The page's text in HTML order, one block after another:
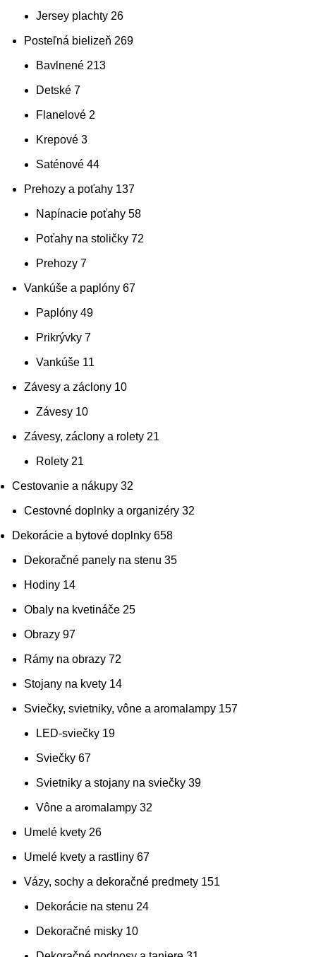
Jersey plachty 26
Posteľná bielizeň 269
Bavlnené 213
Detské 7
Flanelové 2
Krepové 3
Saténové 44
Prehozy a poťahy 137
Napínacie poťahy 58
Poťahy na stoličky 72
Prehozy 7
Vankúše a paplóny 67
Paplóny 49
Prikrývky 7
Vankúše 11
Závesy a záclony 10
Závesy 10
Závesy, záclony a rolety 21
Rolety 21
Cestovanie a nákupy 32
Cestovné doplnky a organizéry 32
Dekorácie a bytové doplnky 658
Dekoračné panely na stenu 35
Hodiny 14
Obaly na kvetináče 25
Obrazy 97
Rámy na obrazy 72
Stojany na kvety 14
Sviečky, svietniky, vône a aromalampy 157
LED-sviečky 19
Sviečky 67
Svietniky a stojany na sviečky 39
Vône a aromalampy 32
Umelé kvety 26
Umelé kvety a rastliny 67
Vázy, sochy a dekoračné predmety 151
Dekorácie na stenu 24
Dekoračné misky 10